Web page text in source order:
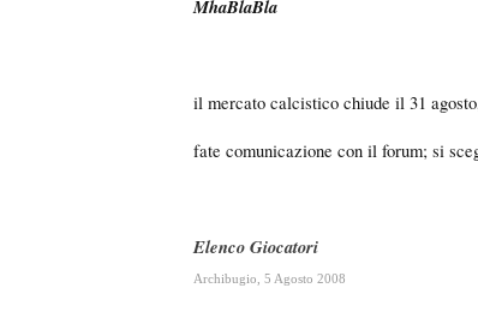
MhaBlaBla
il mercato calcistico chiude il 31
fate comunicazione con il forum; si
Elenco Giocatori
Archibugio 5 Agosto 2008